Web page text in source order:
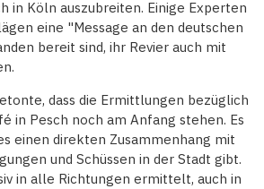
in Köln auszubreiten. Einige Experten
eine "Message an den deutschen
bereit sind, ihr Revier auch mit
dass die Ermittlungen bezüglich
in Pesch noch am Anfang stehen. Es
einen direkten Zusammenhang mit
und Schüssen in der Stadt gibt.
in alle Richtungen ermittelt, auch in